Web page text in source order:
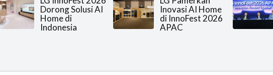
Dorong Solusi AI
Home di
Indonesia
Inovasi AI Home
di InnoFest 2026
APAC